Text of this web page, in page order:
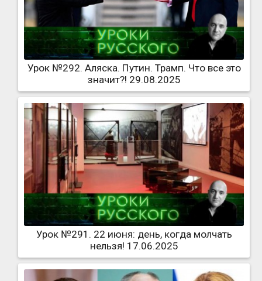
Урок №292. Аляска. Путин. Трамп. Что все это
значит?! 29.08.2025
Урок №291. 22 июня: день, когда молчать
нельзя! 17.06.2025